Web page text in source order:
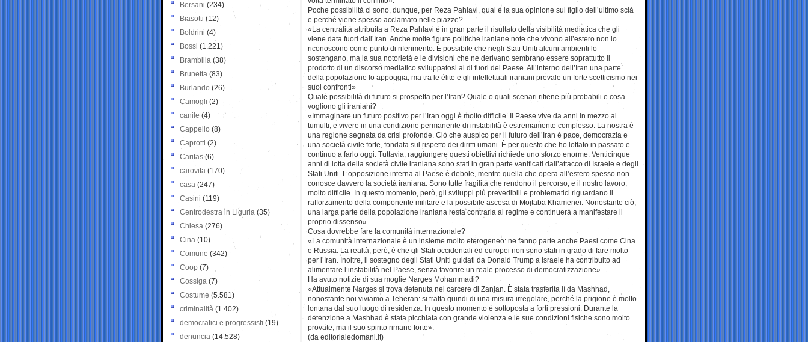
Poche possibilità ci sono, dunque, per Reza Pahlavi, qual è la sua opinione sul figlio dell’ultimo scià
e perché viene spesso acclamato nelle piazze?
«La centralità attribuita a Reza Pahlavi è in gran parte il risultato della visibilità mediatica che gli
viene data fuori dall’Iran. Anche molte figure politiche iraniane note che vivono all’estero non lo
riconoscono come punto di riferimento. È possibile che negli Stati Uniti alcuni ambienti lo
sostengano, ma la sua notorietà e le divisioni che ne derivano sembrano essere soprattutto il
prodotto di un discorso mediatico sviluppatosi al di fuori del Paese. All’interno dell’Iran una parte
della popolazione lo appoggia, ma tra le élite e gli intellettuali iraniani prevale un forte scetticismo nei
suoi confronti»
Quale possibilità di futuro si prospetta per l’Iran? Quale o quali scenari ritiene più probabili e cosa
vogliono gli iraniani?
«Immaginare un futuro positivo per l’Iran oggi è molto difficile. Il Paese vive da anni in mezzo ai
tumulti, e vivere in una condizione permanente di instabilità è estremamente complesso. La nostra è
una regione segnata da crisi profonde. Ciò che auspico per il futuro dell’Iran è pace, democrazia e
una società civile forte, fondata sul rispetto dei diritti umani. È per questo che ho lottato in passato e
continuo a farlo oggi. Tuttavia, raggiungere questi obiettivi richiede uno sforzo enorme. Venticinque
anni di lotta della società civile iraniana sono stati in gran parte vanificati dall’attacco di Israele e degli
Stati Uniti. L’opposizione interna al Paese è debole, mentre quella che opera all’estero spesso non
conosce davvero la società iraniana. Sono tutte fragilità che rendono il percorso, e il nostro lavoro,
molto difficile. In questo momento, però, gli sviluppi più prevedibili e problematici riguardano il
rafforzamento della componente militare e la possibile ascesa di Mojtaba Khamenei. Nonostante ciò,
una larga parte della popolazione iraniana resta contraria al regime e continuerà a manifestare il
proprio dissenso».
Cosa dovrebbe fare la comunità internazionale?
«La comunità internazionale è un insieme molto eterogeneo: ne fanno parte anche Paesi come Cina
e Russia. La realtà, però, è che gli Stati occidentali ed europei non sono stati in grado di fare molto
per l’Iran. Inoltre, il sostegno degli Stati Uniti guidati da Donald Trump a Israele ha contribuito ad
alimentare l’instabilità nel Paese, senza favorire un reale processo di democratizzazione».
Ha avuto notizie di sua moglie Narges Mohammadi?
«Attualmente Narges si trova detenuta nel carcere di Zanjan. È stata trasferita lì da Mashhad,
nonostante noi viviamo a Teheran: si tratta quindi di una misura irregolare, perché la prigione è molto
lontana dal suo luogo di residenza. In questo momento è sottoposta a forti pressioni. Durante la
detenzione a Mashhad è stata picchiata con grande violenza e le sue condizioni fisiche sono molto
provate, ma il suo spirito rimane forte».
(da editorialedomani.it)
Bersani (234)
Biasotti (12)
Boldrini (4)
Bossi (1.221)
Brambilla (38)
Brunetta (83)
Burlando (26)
Camogli (2)
canile (4)
Cappello (8)
Caprotti (2)
Caritas (6)
carovita (170)
casa (247)
Casini (119)
Centrodestra in Liguria (35)
Chiesa (276)
Cina (10)
Comune (342)
Coop (7)
Cossiga (7)
Costume (5.581)
criminalità (1.402)
democratici e progressisti (19)
denuncia (14.528)